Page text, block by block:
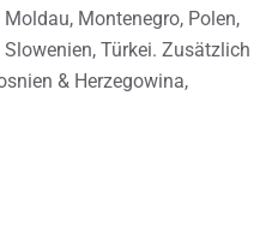
Montenegro, Polen,
Türkei. Zusätzlich
& Herzegowina,